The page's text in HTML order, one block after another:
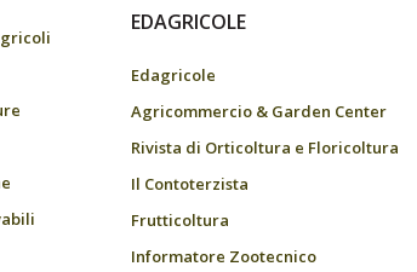
EDAGRICOLE
Edagricole
Agricommercio & Garden Center
Rivista di Orticoltura e Floricoltura
Il Contoterzista
Frutticoltura
Informatore Zootecnico